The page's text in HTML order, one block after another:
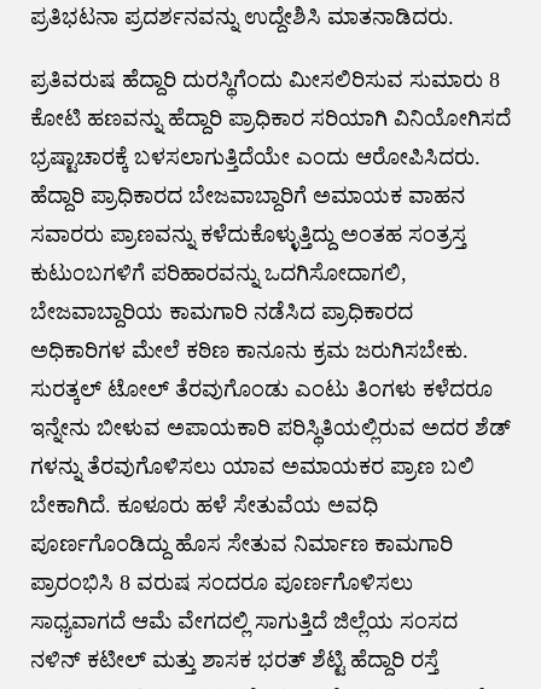
ಪ್ರತಿಭಟನಾ ಪ್ರದರ್ಶನವನ್ನು ಉದ್ದೇಶಿಸಿ ಮಾತನಾಡಿದರು.
ಪ್ರತಿವರುಷ ಹೆದ್ದಾರಿ ದುರಸ್ಥಿಗೆಂದು ಮೀಸಲಿರಿಸುವ ಸುಮಾರು 8
ಕೋಟಿ ಹಣವನ್ನು ಹೆದ್ದಾರಿ ಪ್ರಾಧಿಕಾರ ಸರಿಯಾಗಿ ವಿನಿಯೋಗಿಸದೆ
ಭ್ರಷ್ಟಾಚಾರಕ್ಕೆ ಬಳಸಲಾಗುತ್ತಿದೆಯೇ ಎಂದು ಆರೋಪಿಸಿದರು.
ಹೆದ್ದಾರಿ ಪ್ರಾಧಿಕಾರದ ಬೇಜವಾಬ್ದಾರಿಗೆ ಅಮಾಯಕ ವಾಹನ
ಸವಾರರು ಪ್ರಾಣವನ್ನು ಕಳೆದುಕೊಳ್ಳುತ್ತಿದ್ದು ಅಂತಹ ಸಂತ್ರಸ್ತ
ಕುಟುಂಬಗಳಿಗೆ ಪರಿಹಾರವನ್ನು ಒದಗಿಸೋದಾಗಲಿ,
ಬೇಜವಾಬ್ದಾರಿಯ ಕಾಮಗಾರಿ ನಡೆಸಿದ ಪ್ರಾಧಿಕಾರದ
ಅಧಿಕಾರಿಗಳ ಮೇಲೆ ಕಠಿಣ ಕಾನೂನು ಕ್ರಮ ಜರುಗಿಸಬೇಕು.
ಸುರತ್ಕಲ್ ಟೋಲ್ ತೆರವುಗೊಂಡು ಎಂಟು ತಿಂಗಳು ಕಳೆದರೂ
ಇನ್ನೇನು ಬೀಳುವ ಅಪಾಯಕಾರಿ ಪರಿಸ್ಥಿತಿಯಲ್ಲಿರುವ ಅದರ ಶೆಡ್
ಗಳನ್ನು ತೆರವುಗೊಳಿಸಲು ಯಾವ ಅಮಾಯಕರ ಪ್ರಾಣ ಬಲಿ
ಬೇಕಾಗಿದೆ. ಕೂಳೂರು ಹಳೆ ಸೇತುವೆಯ ಅವಧಿ
ಪೂರ್ಣಗೊಂಡಿದ್ದು ಹೊಸ ಸೇತುವ ನಿರ್ಮಾಣ ಕಾಮಗಾರಿ
ಪ್ರಾರಂಭಿಸಿ 8 ವರುಷ ಸಂದರೂ ಪೂರ್ಣಗೊಳಿಸಲು
ಸಾಧ್ಯವಾಗದೆ ಆಮೆ ವೇಗದಲ್ಲಿ ಸಾಗುತ್ತಿದೆ ಜಿಲ್ಲೆಯ ಸಂಸದ
ನಳಿನ್ ಕಟೀಲ್ ಮತ್ತು ಶಾಸಕ ಭರತ್ ಶೆಟ್ಟಿ ಹೆದ್ದಾರಿ ರಸ್ತೆ